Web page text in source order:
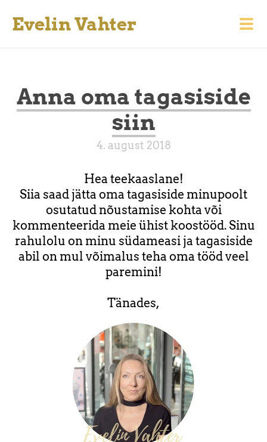
Evelin Vahter
Anna oma tagasiside
siin
4. august 2018
Hea teekaaslane!
Siia saad jätta oma tagasiside minupoolt
osutatud nõustamise kohta või
kommenteerida meie ühist koostööd. Sinu
rahulolu on minu südameasi ja tagasiside
abil on mul võimalus teha oma tööd veel
paremini!
Tänades,